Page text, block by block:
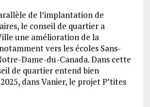
de l’implantation de
le conseil de quartier a
une amélioration de la
vers les écoles Sans-
Dame-du-Canada. Dans cette
de quartier entend bien
dans Vanier, le projet P’tites